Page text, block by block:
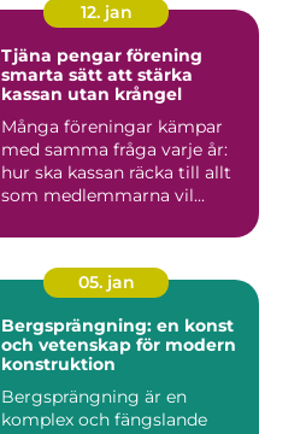
12. jan
Tjäna pengar förening
smarta sätt att stärka
kassan utan krångel
Många föreningar kämpar
med samma fråga varje år:
hur ska kassan räcka till allt
som medlemmarna vil...
05. jan
Bergsprängning: en konst
och vetenskap för modern
konstruktion
Bergsprängning är en
komplex och fängslande